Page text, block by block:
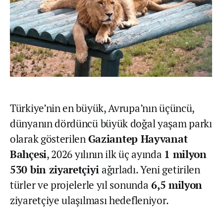
Türkiye’nin en büyük, Avrupa’nın üçüncü,
dünyanın dördüncü büyük doğal yaşam parkı
olarak gösterilenGaziantep Hayvanat
Bahçesi, 2026 yılının ilk üç ayında 1 milyon
530 bin ziyaretçiyiağırladı. Yeni getirilen
türler ve projelerle yıl sonunda 6,5 milyon
ziyaretçiye ulaşılması hedefleniyor.